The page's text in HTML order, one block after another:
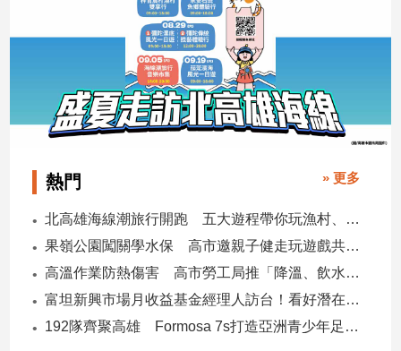
點】
熱門 » 更多
北高雄海線潮旅行開跑 五大遊程帶你玩漁村、賞生態、品海味
果嶺公園闖關學水保 高市邀親子健走玩遊戲共守土地
高溫作業防熱傷害 高市勞工局推「降溫、飲水、休息」守護勞工
富坦新興市場月收益基金經理人訪台！看好潛在貨幣升值空間 點名5大主題
192隊齊聚高雄 Formosa 7s打造亞洲青少年足球交流平台